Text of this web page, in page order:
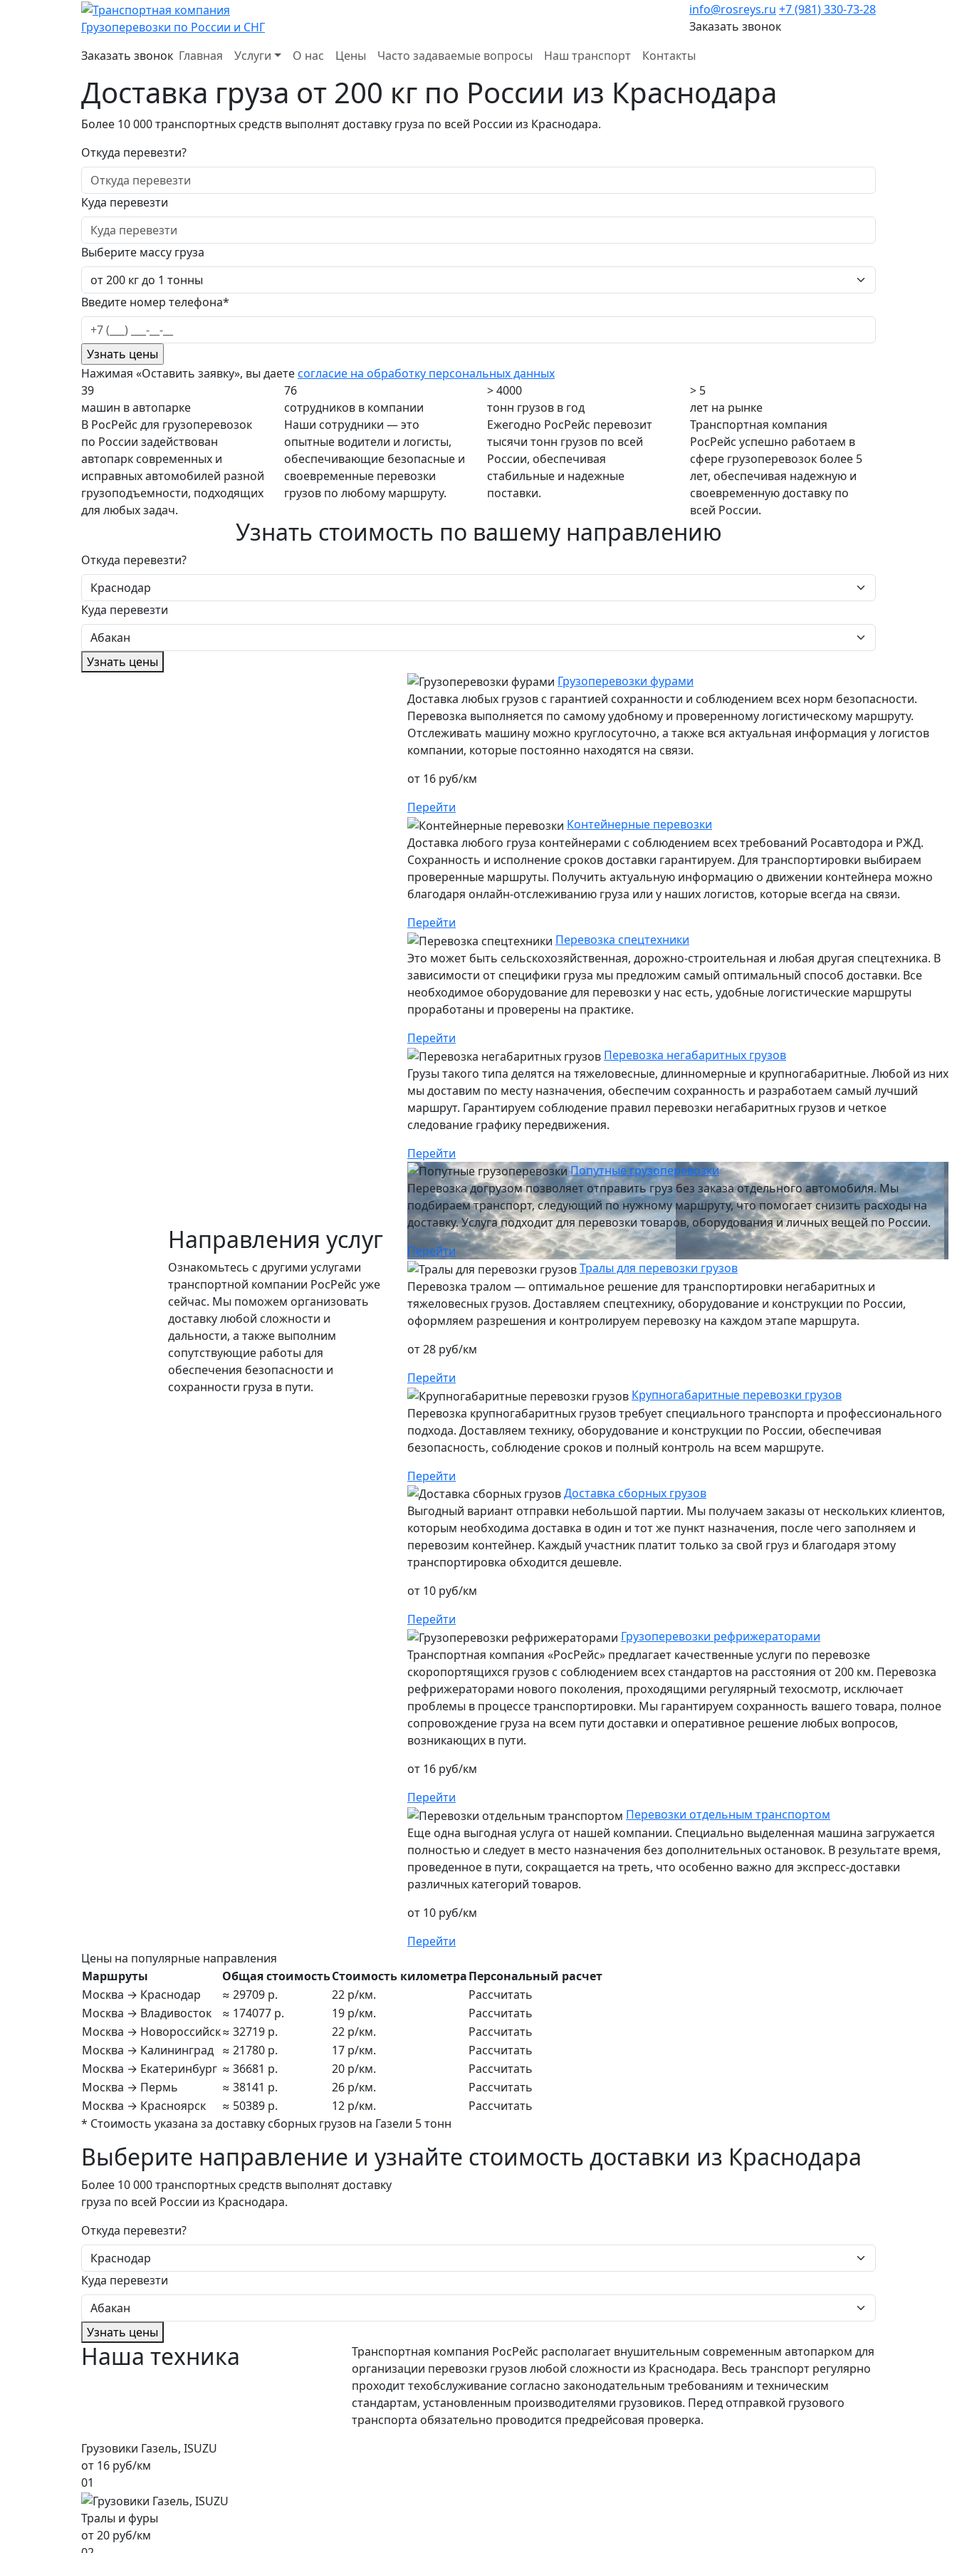
Грузоперевозки по России и СНГ
info@rosreys.ru +7 (981) 330-73-28
Заказать звонок
Заказать звонок Главная Услуги О нас Цены Часто задаваемые вопросы Наш транспорт Контакты
Доставка груза от 200 кг по России из Краснодара
Более 10 000 транспортных средств выполнят доставку груза по всей России из Краснодара.
Откуда перевезти?
Куда перевезти
Выберите массу груза
Введите номер телефона*
Нажимая «Оставить заявку», вы даетесогласие на обработку персональных данных
39
машин в автопарке
В РосРейс для грузоперевозок
по России задействован
автопарк современных и
исправных автомобилей разной
грузоподъемности, подходящих
для любых задач.
76
сотрудников в компании
Наши сотрудники — это
опытные водители и логисты,
обеспечивающие безопасные и
своевременные перевозки
грузов по любому маршруту.
> 4000
тонн грузов в год
Ежегодно РосРейс перевозит
тысячи тонн грузов по всей
России, обеспечивая
стабильные и надежные
поставки.
> 5
лет на рынке
Транспортная компания
РосРейс успешно работаем в
сфере грузоперевозок более 5
лет, обеспечивая надежную и
своевременную доставку по
всей России.
Узнать стоимость по вашему направлению
Откуда перевезти?
Куда перевезти
Узнать цены
Направления услуг
Ознакомьтесь с другими услугами
транспортной компании РосРейс уже
сейчас. Мы поможем организовать
доставку любой сложности и
дальности, а также выполним
сопутствующие работы для
обеспечения безопасности и
сохранности груза в пути.
Грузоперевозки фурами
Доставка любых грузов с гарантией сохранности и соблюдением всех норм безопасности.
Перевозка выполняется по самому удобному и проверенному логистическому маршруту.
Отслеживать машину можно круглосуточно, а также вся актуальная информация у логистов
компании, которые постоянно находятся на связи.
от 16 руб/км
Перейти
Контейнерные перевозки
Доставка любого груза контейнерами с соблюдением всех требований Росавтодора и РЖД.
Сохранность и исполнение сроков доставки гарантируем. Для транспортировки выбираем
проверенные маршруты. Получить актуальную информацию о движении контейнера можно
благодаря онлайн-отслеживанию груза или у наших логистов, которые всегда на связи.
Перейти
Перевозка спецтехники
Это может быть сельскохозяйственная, дорожно-строительная и любая другая спецтехника. В
зависимости от специфики груза мы предложим самый оптимальный способ доставки. Все
необходимое оборудование для перевозки у нас есть, удобные логистические маршруты
проработаны и проверены на практике.
Перейти
Перевозка негабаритных грузов
Грузы такого типа делятся на тяжеловесные, длинномерные и крупногабаритные. Любой из них
мы доставим по месту назначения, обеспечим сохранность и разработаем самый лучший
маршрут. Гарантируем соблюдение правил перевозки негабаритных грузов и четкое
следование графику передвижения.
Перейти
Попутные грузоперевозки
Перевозка догрузом позволяет отправить груз без заказа отдельного автомобиля. Мы
подбираем транспорт, следующий по нужному маршруту, что помогает снизить расходы на
доставку. Услуга подходит для перевозки товаров, оборудования и личных вещей по России.
Перейти
Тралы для перевозки грузов
Перевозка тралом — оптимальное решение для транспортировки негабаритных и
тяжеловесных грузов. Доставляем спецтехнику, оборудование и конструкции по России,
оформляем разрешения и контролируем перевозку на каждом этапе маршрута.
от 28 руб/км
Перейти
Крупногабаритные перевозки грузов
Перевозка крупногабаритных грузов требует специального транспорта и профессионального
подхода. Доставляем технику, оборудование и конструкции по России, обеспечивая
безопасность, соблюдение сроков и полный контроль на всем маршруте.
Перейти
Доставка сборных грузов
Выгодный вариант отправки небольшой партии. Мы получаем заказы от нескольких клиентов,
которым необходима доставка в один и тот же пункт назначения, после чего заполняем и
перевозим контейнер. Каждый участник платит только за свой груз и благодаря этому
транспортировка обходится дешевле.
от 10 руб/км
Перейти
Грузоперевозки рефрижераторами
Транспортная компания «РосРейс» предлагает качественные услуги по перевозке
скоропортящихся грузов с соблюдением всех стандартов на расстояния от 200 км. Перевозка
рефрижераторами нового поколения, проходящими регулярный техосмотр, исключает
проблемы в процессе транспортировки. Мы гарантируем сохранность вашего товара, полное
сопровождение груза на всем пути доставки и оперативное решение любых вопросов,
возникающих в пути.
от 16 руб/км
Перейти
Перевозки отдельным транспортом
Еще одна выгодная услуга от нашей компании. Специально выделенная машина загружается
полностью и следует в место назначения без дополнительных остановок. В результате время,
проведенное в пути, сокращается на треть, что особенно важно для экспресс-доставки
различных категорий товаров.
от 10 руб/км
Перейти
Цены на популярные направления
Маршруты
Общая стоимостьСтоимость километраПерсональный расчет
Москва → Краснодар
≈ 29709 р. 22 р/км.
Рассчитать
Москва → Владивосток
≈ 174077 р. 19 р/км.
Рассчитать
Москва → Новороссийск≈ 32719 р. 22 р/км.
Рассчитать
Москва → Калининград ≈ 21780 р. 17 р/км.
Рассчитать
Москва → Екатеринбург ≈ 36681 р. 20 р/км.
Рассчитать
Москва → Пермь
≈ 38141 р. 26 р/км.
Рассчитать
Москва → Красноярск
≈ 50389 р. 12 р/км.
Рассчитать
* Стоимость указана за доставку сборных грузов на Газели 5 тонн
Выберите направление и узнайте стоимость доставки из Краснодара
Более 10 000 транспортных средств выполнят доставку
груза по всей России из Краснодара.
Откуда перевезти?
Куда перевезти
Узнать цены
Наша техника
Транспортная компания РосРейс располагает внушительным современным автопарком для
организации перевозки грузов любой сложности из Краснодара. Весь транспорт регулярно
проходит техобслуживание согласно законодательным требованиям и техническим
стандартам, установленным производителями грузовиков. Перед отправкой грузового
транспорта обязательно проводится предрейсовая проверка.
Грузовики Газель, ISUZU
от 16 руб/км
01
Тралы и фуры
от 20 руб/км